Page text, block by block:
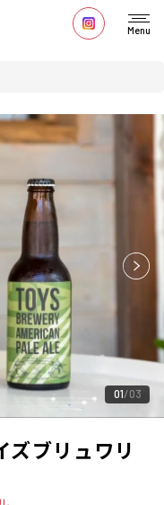
Menu
01 03
ズブリュワリ